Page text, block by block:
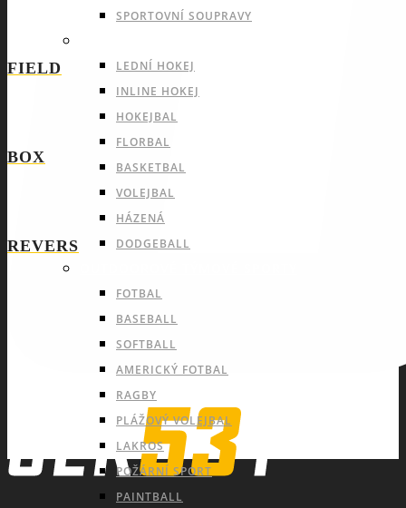
SPORTOVNÍ SOUPRAVY
LEDNÍ HOKEJ
INLINE HOKEJ
HOKEJBAL
FLORBAL
BASKETBAL
VOLEJBAL
HÁZENÁ
DODGEBALL
FOTBAL
BASEBALL
SOFTBALL
AMERICKÝ FOTBAL
RAGBY
PLÁŽOVÝ VOLEJBAL
LAKROS
POŽÁRNÍ SPORT
PAINTBALL
FIELD
BOX
REVERS